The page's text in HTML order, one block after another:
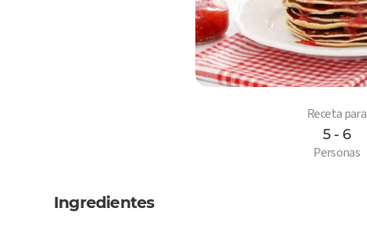
Receta para
5 - 6
Personas
Ingredientes